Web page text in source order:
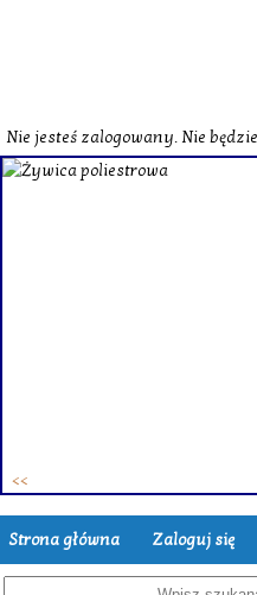
Nie jesteś zalogowany. Nie
Strona główna Zaloguj się